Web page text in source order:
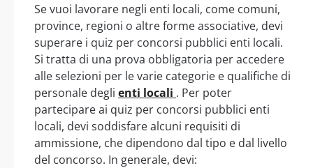
Se vuoi lavorare negli enti locali, come comuni,
province, regioni o altre forme associative, devi
superare i quiz per concorsi pubblici enti locali.
Si tratta di una prova obbligatoria per accedere
alle selezioni per le varie categorie e qualifiche di
personale degli enti locali . Per poter
partecipare ai quiz per concorsi pubblici enti
locali, devi soddisfare alcuni requisiti di
ammissione, che dipendono dal tipo e dal livello
del concorso. In generale, devi: